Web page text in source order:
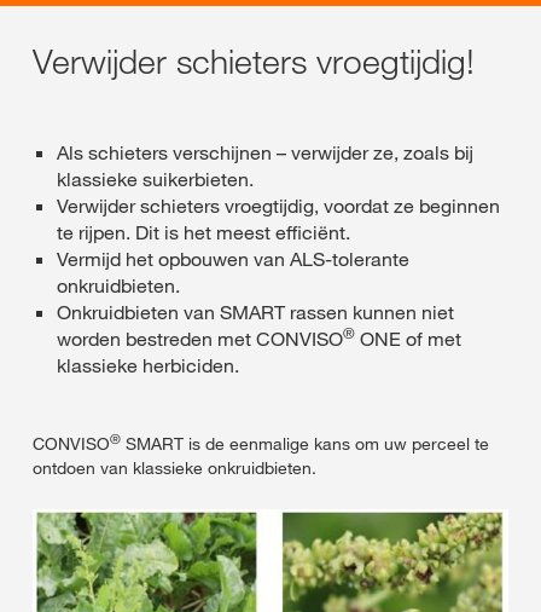
Verwijder schieters vroegtijdig!
Als schieters verschijnen – verwijder ze, zoals bij
klassieke suikerbieten.
Verwijder schieters vroegtijdig, voordat ze beginnen
te rijpen. Dit is het meest efficiënt.
Vermijd het opbouwen van ALS-tolerante
onkruidbieten.
Onkruidbieten van SMART rassen kunnen niet
worden bestreden met CONVISO® ONE of met
klassieke herbiciden.
CONVISO® SMART is de eenmalige kans om uw perceel te
ontdoen van klassieke onkruidbieten.